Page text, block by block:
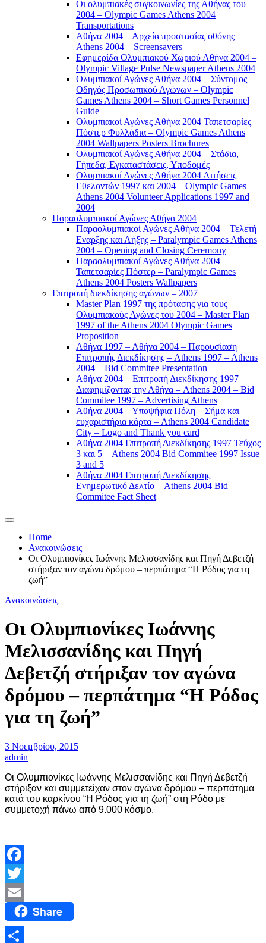
Οι ολυμπιακές συγκοινωνίες της Αθήνας του
2004 – Olympic Games Athens 2004
Transportations
Αθήνα 2004 – Αρχεία προστασίας οθόνης –
Athens 2004 – Screensavers
Εφημερίδα Ολυμπιακού Χωριού Αθήνα 2004 –
Olympic Village Pulse Newspaper Athens 2004
Ολυμπιακοί Αγώνες Αθήνα 2004 – Σύντομος
Οδηγός Προσωπικού Αγώνων – Olympic
Games Athens 2004 – Short Games Personnel
Guide
Ολυμπιακοί Αγώνες Αθήνα 2004 Ταπετσαρίες
Πόστερ Φυλλάδια – Olympic Games Athens
2004 Wallpapers Posters Brochures
Ολυμπιακοί Αγώνες Αθήνα 2004 – Στάδια,
Γήπεδα, Εγκαταστάσεις, Υποδομές
Ολυμπιακοί Αγώνες Αθήνα 2004 Αιτήσεις
Εθελοντών 1997 και 2004 – Olympic Games
Athens 2004 Volunteer Applications 1997 and
2004
Παραολυμπιακοί Αγώνες Αθήνα 2004
Παραολυμπιακοί Αγώνες Αθήνα 2004 – Τελετή
Εναρξης και Λήξης – Paralympic Games Athens
2004 – Opening and Closing Ceremony
Παραολυμπιακοί Αγώνες Αθήνα 2004
Ταπετσαρίες Πόστερ – Paralympic Games
Athens 2004 Posters Wallpapers
Επιτροπή διεκδίκησης αγώνων – 2007
Master Plan 1997 της πρότασης για τους
Ολυμπιακούς Αγώνες του 2004 – Master Plan
1997 of the Athens 2004 Olympic Games
Proposition
Αθήνα 1997 – Αθήνα 2004 – Παρουσίαση
Επιτροπής Διεκδίκησης – Athens 1997 – Athens
2004 – Bid Commitee Presentation
Αθήνα 2004 – Επιτροπή Διεκδίκησης 1997 –
Διαφημίζοντας την Αθήνα – Athens 2004 – Bid
Commitee 1997 – Advertising Athens
Αθήνα 2004 – Υποψήφια Πόλη – Σήμα και
ευχαριστήρια κάρτα – Athens 2004 Candidate
City – Logo and Thank you card
Αθήνα 2004 Επιτροπή Διεκδίκησης 1997 Τεύχος
3 και 5 – Athens 2004 Bid Commitee 1997 Issue
3 and 5
Αθήνα 2004 Επιτροπή Διεκδίκησης
Ενημερωτικό Δελτίο – Athens 2004 Bid
Commitee Fact Sheet
Home
Ανακοινώσεις
Οι Ολυμπιονίκες Ιωάννης Μελισσανίδης και Πηγή Δεβετζή
στήριξαν τον αγώνα δρόμου – περπάτημα “Η Ρόδος για τη
ζωή”
Ανακοινώσεις
Οι Ολυμπιονίκες Ιωάννης
Μελισσανίδης και Πηγή
Δεβετζή στήριξαν τον αγώνα
δρόμου – περπάτημα “Η Ρόδος
για τη ζωή”
3 Νοεμβρίου, 2015
admin
Οι Ολυμπιονίκες Ιωάννης Μελισσανίδης και Πηγή Δεβετζή
στήριξαν και συμμετείχαν στον αγώνα δρόμου – περπάτημα
κατά του καρκίνου “Η Ρόδος για τη ζωή” στη Ρόδο με
συμμετοχή πάνω από 9.000 κόσμο.
Facebook
Twitter
Email Share